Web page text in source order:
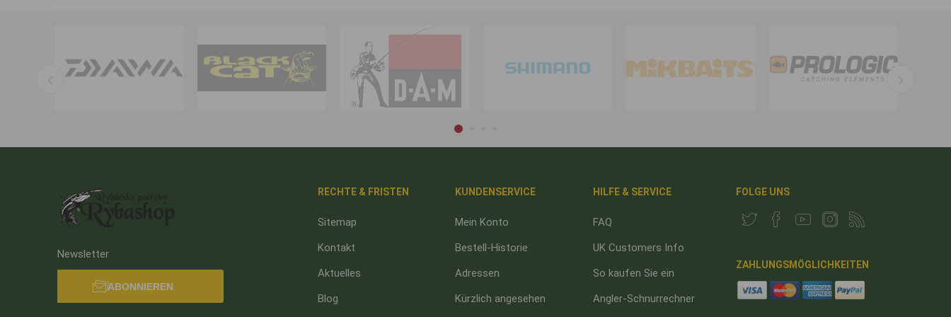
Newsletter
ABONNIEREN
RECHTE & FRISTEN
Sitemap
Kontakt
Aktuelles
Blog
KUNDENSERVICE
Mein Konto
Bestell-Historie
Adressen
Kürzlich angesehen
HILFE & SERVICE
FAQ
UK Customers Info
So kaufen Sie ein
Angler-Schnurrechner
FOLGE UNS
ZAHLUNGSMÖGLICHKEITEN